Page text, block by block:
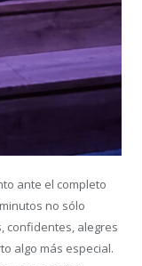
ante el completo
no sólo
confidentes, alegres
algo más especial.